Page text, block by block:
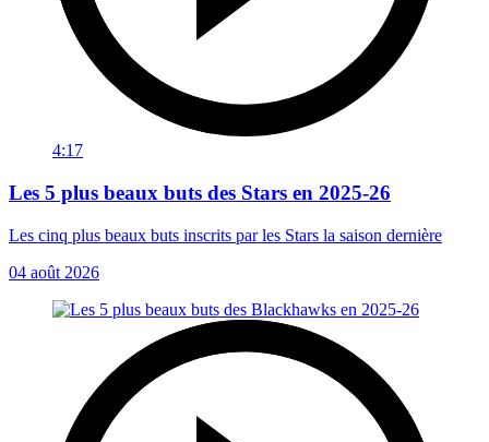
4:17
Les 5 plus beaux buts des Stars en 2025-26
Les cinq plus beaux buts inscrits par les Stars la saison dernière
04 août 2026